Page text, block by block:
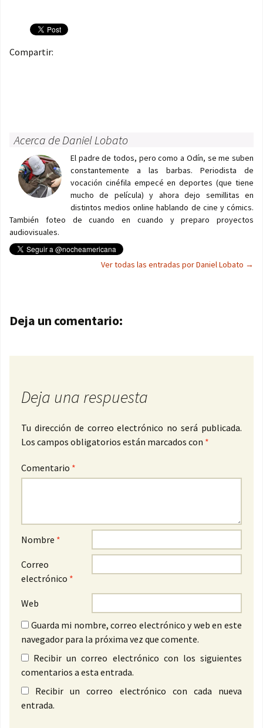
Compartir:
Acerca de Daniel Lobato
El padre de todos, pero como a Odín, se me suben
constantemente a las barbas. Periodista de
vocación cinéfila empecé en deportes (que tiene
mucho de película) y ahora dejo semillitas en
distintos medios online hablando de cine y cómics.
También foteo de cuando en cuando y preparo proyectos
audiovisuales.
Ver todas las entradas por Daniel Lobato →
Navegación de entradas
Deja un comentario:
Deja una respuesta
Tu dirección de correo electrónico no será publicada.
Los campos obligatorios están marcados con *
Comentario *
Nombre *
Correo
electrónico *
Web
Guarda mi nombre, correo electrónico y web en este
navegador para la próxima vez que comente.
Recibir un correo electrónico con los siguientes
comentarios a esta entrada.
Recibir un correo electrónico con cada nueva
entrada.